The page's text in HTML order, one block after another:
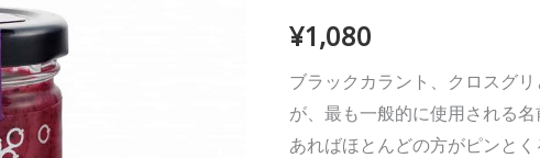
¥1,080
ブラックカラント、クロスグ
が、最も一般的に使用される
あればほとんどの方がピンと
ニ・
カ
シ
ス